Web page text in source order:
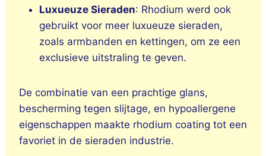
Luxueuze Sieraden: Rhodium werd ook
gebruikt voor meer luxueuze sieraden,
zoals armbanden en kettingen, om ze een
exclusieve uitstraling te geven.
De combinatie van een prachtige glans,
bescherming tegen slijtage, en hypoallergene
eigenschappen maakte rhodium coating tot een
favoriet in de sieraden industrie.